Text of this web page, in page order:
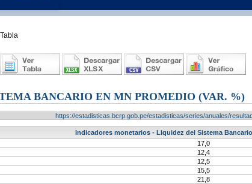
BANCARIO EN MN PROMEDIO (VAR. %)
https://estadisticas.bcrp.gob.pe/estadisticas/series/anuales/
Indicadores monetarios - Liquidez del Sistema
17,0
12,4
12,5
15,5
21,8